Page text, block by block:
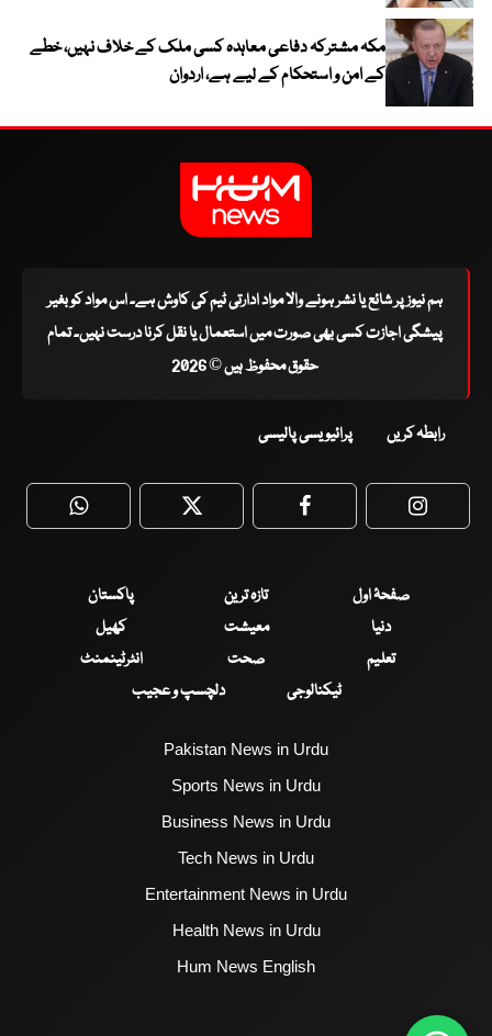
مکہ مشترکہ دفاعی معاہدہ کسی ملک کے خلاف نہیں، خطے
کے امن و استحکام کے لیے ہے، اردوان
ہم نیوز پر شائع یا نشر ہونے والا مواد ادارتی ٹیم کی کاوش ہے۔ اس مواد کو بغیر
پیشگی اجازت کسی بھی صورت میں استعمال یا نقل کرنا درست نہیں۔ تمام
حقوق محفوظ ہیں © 2026
رابطہ کریں پرائیویسی پالیسی
WhatsApp Twitter Facebook
صفحۂ اول تازہ ترین
پاکستان
دنیا
معیشت
کھیل
تعلیم
صحت
انٹرٹینمنٹ
ٹیکنالوجی
دلچسپ و عجیب
Pakistan News in Urdu
Sports News in Urdu
Business News in Urdu
Tech News in Urdu
Entertainment News in Urdu
Health News in Urdu
Hum News English